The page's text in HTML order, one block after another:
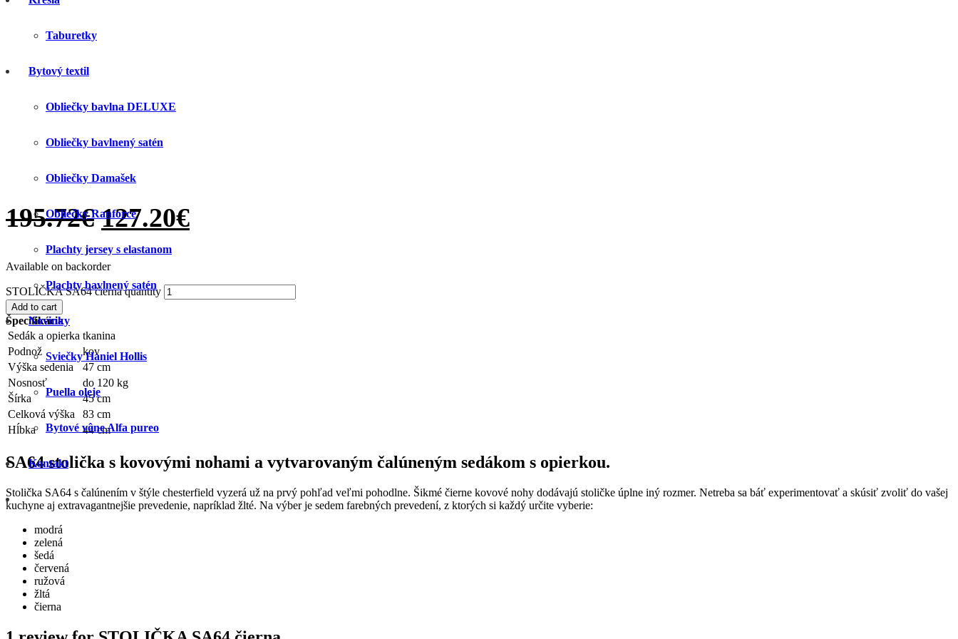
Taburetky
Bytový textil
Obliečky bavlna DELUXE
Obliečky bavlnený satén
Obliečky Damašek
Obliečky Ranforce
Plachty jersey s elastanom
Plachty bavlnený satén
Novinky
Sviečky Haniel Hollis
Puella oleje
Bytové vône Alfa pureo
Kontakt
195.72€ 127.20€
Available on backorder
STOLIČKA SA64 čierna quantity
Add to cart
Špecifikácia
Sedák a opierka tkanina
Podnož
kov
Výška sedenia
47 cm
Nosnosť
do 120 kg
Šírka
45 cm
Celková výška
83 cm
Hĺbka
44 cm
SA64 stolička s kovovými nohami a vytvarovaným čalúneným sedákom s opierkou.
Stolička SA64 s čalúnením v štýle chesterfield vyzerá už na prvý pohľad veľmi pohodlne. Šikmé čierne kovové nohy dodávajú stoličke úplne iný rozmer. Netreba sa báť experimentovať a skúsiť zvoliť do vašej
kuchyne aj extravagantnejšie prevedenie, napríklad žlté. Na výber je sedem farebných prevedení, z ktorých si každý určite vyberie:
modrá
zelená
šedá
červená
ružová
žltá
čierna